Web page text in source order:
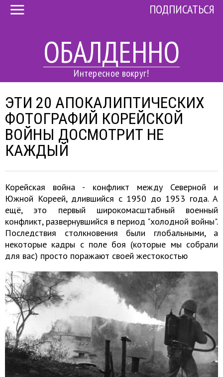
ОБАЛДЕННО
Интересное вокруг!
ПОДПИСАТЬСЯ
ЭТИ 20 АПОКАЛИПТИЧЕСКИХ
ФОТОГРАФИЙ КОРЕЙСКОЙ
ВОЙНЫ ДОСМОТРИТ НЕ
КАЖДЫЙ
Корейская война - конфликт между Северной и
Южной Кореей, длившийся с 1950 до 1953 года. А
ещё, это первый широкомасштабный военный
конфликт, развернувшийся в период "холодной войны".
Последствия столкновения были глобальными, а
некоторые кадры с поле боя (которые мы собрали
для вас) просто поражают своей жестокостью